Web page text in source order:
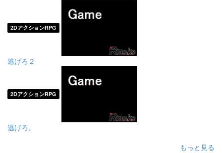
2DアクションRPG
逃げろ２
2DアクションRPG
逃げろ。
もっと見る